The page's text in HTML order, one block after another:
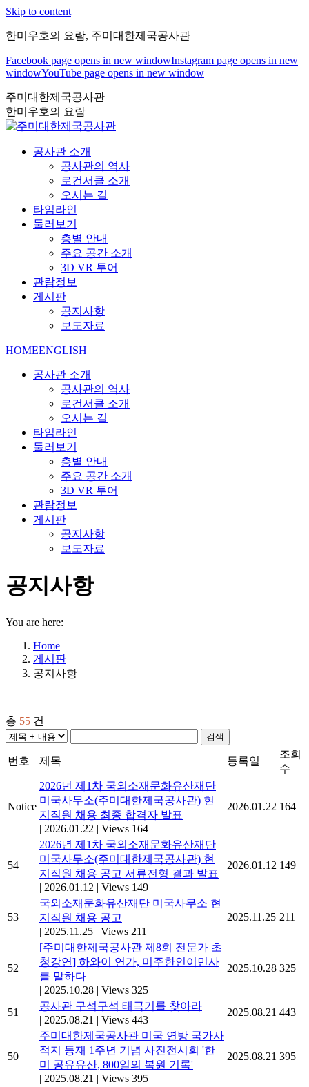
Skip to content
한미우호의 요람, 주미대한제국공사관
Facebook page opens in new windowInstagram page opens in new
windowYouTube page opens in new window
주미대한제국공사관
한미우호의 요람
공사관 소개
공사관의 역사
로건서클 소개
오시는 길
타임라인
둘러보기
층별 안내
주요 공간 소개
3D VR 투어
관람정보
게시판
공지사항
보도자료
HOMEENGLISH
공사관 소개
공사관의 역사
로건서클 소개
오시는 길
타임라인
둘러보기
층별 안내
주요 공간 소개
3D VR 투어
관람정보
게시판
공지사항
보도자료
공지사항
You are here:
Home
게시판
공지사항
총 55 건
검색
번호 제목 등록일
조회
수
Notice
2026년 제1차 국외소재문화유산재단
미국사무소(주미대한제국공사관) 현
지직원 채용 최종 합격자 발표
| 2026.01.22 | Views 164
2026.01.22 164
54
2026년 제1차 국외소재문화유산재단
미국사무소(주미대한제국공사관) 현
지직원 채용 공고 서류전형 결과 발표
| 2026.01.12 | Views 149
2026.01.12 149
53
국외소재문화유산재단 미국사무소 현
지직원 채용 공고
| 2025.11.25 | Views 211
2025.11.25 211
52
[주미대한제국공사관 제8회 전문가 초
청강연] 하와이 연가, 미주한인이민사
를 말하다
| 2025.10.28 | Views 325
2025.10.28 325
51
공사관 구석구석 태극기를 찾아라
| 2025.08.21 | Views 443
2025.08.21 443
50
주미대한제국공사관 미국 연방 국가사
적지 등재 1주년 기념 사진전시회 '한
미 공유유산, 800일의 복원 기록'
| 2025.08.21 | Views 395
2025.08.21 395